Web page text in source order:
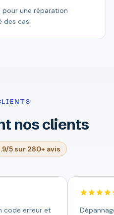
une réparation
des cas.
nos clients
5 sur 280+ avis
code erreur et